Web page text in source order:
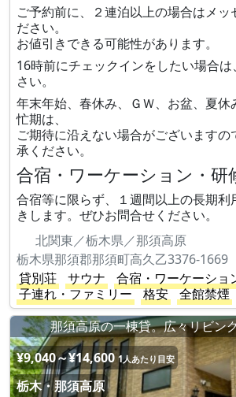
ご予約前に、２連泊以上の場合はメッ
ださい。
お値引きできる可能性があります。
16時前にチェックインをしたい場合
さい。
年末年始、春休み、ＧＷ、お盆、夏休
忙期は、
ご期待に沿えない場合がございますの
承ください。
合宿・ワーケーション・研
合宿等に限らず、１週間以上の長期利
きします。ぜひお問合せください。
北関東／栃木県／那須高原
栃木県那須郡那須町高久乙3376-1669
貸別荘
サウナ 合宿・ワーケーショ
子連れ・ファミリー
格安 全館禁煙
那須高原の一棟貸。広々リビン
¥9,040～¥14,600 1人あたり目安
栃木・那須高原